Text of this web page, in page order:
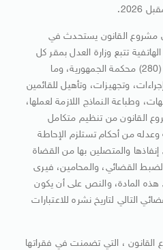
مشروع القانون يستحدث في
الهاتفية تتبع وزارة العدل بمقر كل
محكمة جزئية التي يفوق عددها (280) محكمة الجمهورية، وما
وتجهيزات، وتأهيل للقائمين
وطباعة النماذج اللازمة لعملها،
القانون من تنظيم متكامل
وعدله من أحكام تستلزم الإحاطة
والمتصلين بها من القضاة
القضائي، والمحامين، فيرى
هذه المادة، والنص على أن يكون
التالي لتاريخ نشره للاعتبارات
105 من مشروع القانون ، التي تضمنت في فقراتها